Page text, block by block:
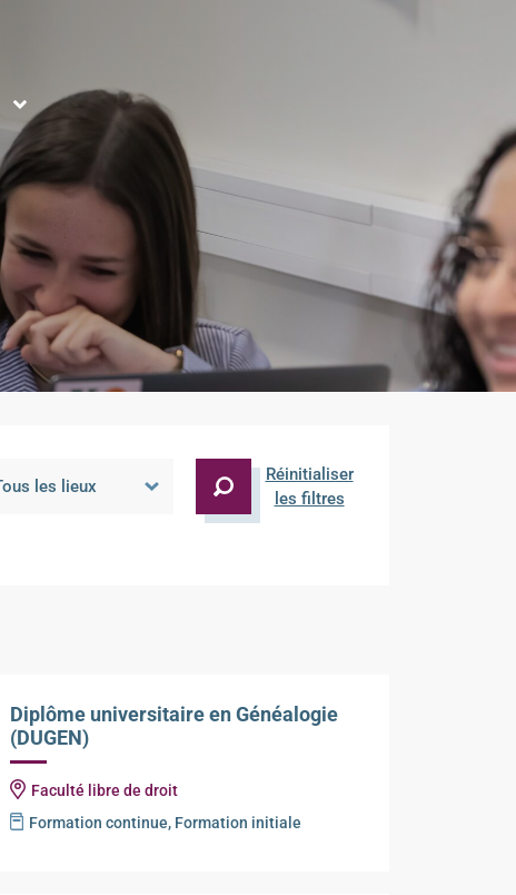
Réinitialiser
les filtres
Diplôme universitaire en Généalogie
(DUGEN)
Faculté libre de droit
Formation continue, Formation initiale